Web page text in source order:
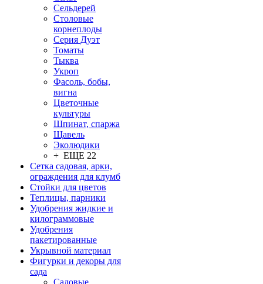
Сельдерей
Столовые
корнеплоды
Серия Дуэт
Томаты
Тыква
Укроп
Фасоль, бобы,
вигна
Цветочные
культуры
Шпинат, спаржа
Щавель
Эколюдики
+ ЕЩЕ 22
Сетка садовая, арки,
ограждения для клумб
Стойки для цветов
Теплицы, парники
Удобрения жидкие и
килограммовые
Удобрения
пакетированные
Укрывной материал
Фигурки и декоры для
сада
Садовые